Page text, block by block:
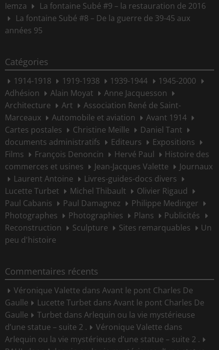
Iemza
La fontaine Subé #9 – la restauration de 2016
La fontaine Subé #8 – De la guerre de 39-45 aux
années 95
Catégories
1914-1918 1919-1938 1939-1944
1945-2000
Adhésion
Alain Moyat
Anne Jacquesson
Architecture
Art
Association René de Saint-
Marceaux
Automobile et aviation
Avant 1914
Cartes postales
Christine Meille
Daniel Tant
documents administratifs
Editeurs
Expositions
Films
François Denoncin Hervé Paul
Histoire des
commerces et usines
Jean-Jacques Valette
Journaux
Laurent Antoine
Livres-guides-docs divers
Lucette Turbet
Michel Thibault
Olivier Rigaud
Paul Cabanis
Paul Damagnez
Philippe Medinger
Photographes
Photographies Plans
Publicités
Reconstruction
Sculpture Sites remarquables
Un
peu d'histoire
Commentaires récents
Véronique Valette dans Avant le pont Charles De
Gaulle
Lucette Turbet dans Avant le pont Charles De
Gaulle
Turbet dans Arlequin ou la vie mystérieuse
d’une statue – suite 2 .
Véronique Valette dans
Arlequin ou la vie mystérieuse d’une statue – suite 2 .